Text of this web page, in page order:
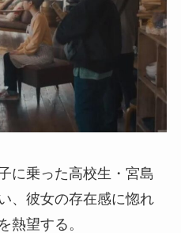
に乗った高校生・宮島
、彼女の存在感に惚れ
熱望する。